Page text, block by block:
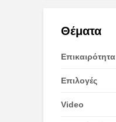
Θέματα
Επικαιρότητα
Επιλογές
Video